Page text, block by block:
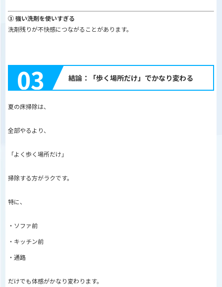
③ 強い洗剤を使いすぎる
洗剤残りが不快感につながることがあります。
03 結論：「歩く場所だけ」でかなり変わる
夏の床掃除は、
全部やるより、
「よく歩く場所だけ」
掃除する方がラクです。
特に、
・ソファ前
・キッチン前
・通路
だけでも体感がかなり変わります。